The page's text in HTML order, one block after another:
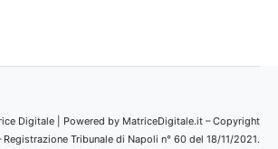
Digitale | Powered by MatriceDigitale.it – Copyright
Tribunale di Napoli n° 60 del 18/11/2021.